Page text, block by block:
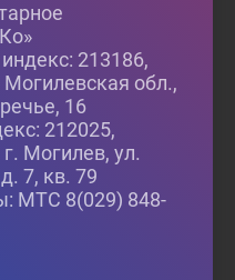
213186,
обл.,
16
212025,
Могилев, ул.
7, кв. 79
МТС 8(029) 848-